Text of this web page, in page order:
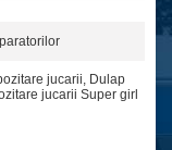
jucarii, Dulap
jucarii Super girl